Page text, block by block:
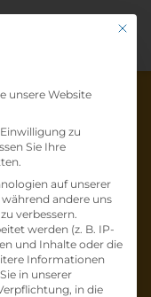
schon
w/d)bei
ist schon
Mit
unsere Website
zu
Sie Ihre
auf unserer
andere uns
verbessern.
werden (z. B. IP-
und Inhalte oder die
Informationen
in unserer
in die